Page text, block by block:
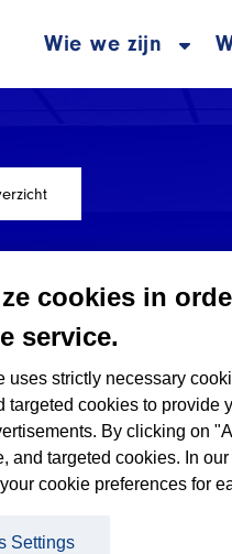
Wie we zijn
Benz Trucks
&
cookies in
service.
uses strictly necessary
targeted cookies to provide
By clicking on
and targeted cookies. In
cookie preferences for
Settings